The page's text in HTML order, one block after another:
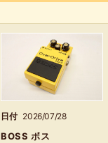
日付 2026/07/28
BOSS ボス